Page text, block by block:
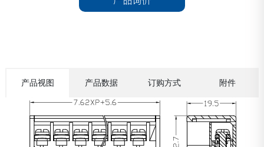
产品视图 产品数据 订购方式 附件